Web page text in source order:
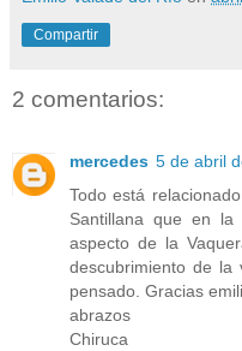
Compartir
2 comentarios:
mercedes 5 de abril
Todo está
Santillana que en la
aspecto de la
descubrimiento de la
pensado. Gracias
abrazos
Chiruca